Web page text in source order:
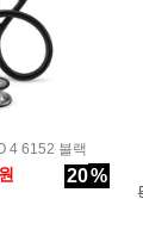
4 6152 블랙
20%